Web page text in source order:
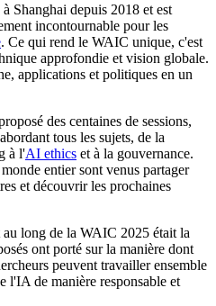
Shanghai depuis 2018 et est
incontournable pour les
. Ce qui rend le WAIC unique, c'est
approfondie et vision globale.
applications et politiques en un
des centaines de sessions,
tous les sujets, de la
à l'AI ethics et à la gouvernance.
entier sont venus partager
et découvrir les prochaines
long de la WAIC 2025 était la
ont porté sur la manière dont
peuvent travailler ensemble
l'IA de manière responsable et